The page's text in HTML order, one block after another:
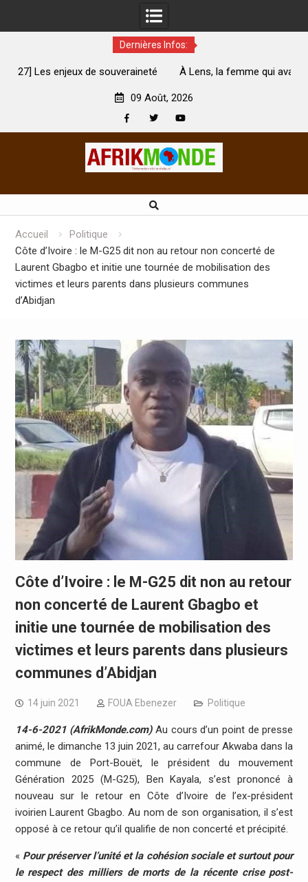
Dernières Infos:
À Lens, la femme qui avait été brûlée avec son bébé par
09 Août, 2026
Accueil
Politique
Côte d’Ivoire : le M-G25 dit non au retour non concerté de
Laurent Gbagbo et initie une tournée de mobilisation des
victimes et leurs parents dans plusieurs communes
d’Abidjan
Côte d’Ivoire : le M-G25 dit non au retour
non concerté de Laurent Gbagbo et
initie une tournée de mobilisation des
victimes et leurs parents dans plusieurs
communes d’Abidjan
14 juin 2021 FOUA Ebenezer Politique
14-6-2021 (AfrikMonde.com)Au cours d’un point de presse
animé, le dimanche 13 juin 2021, au carrefour Akwaba dans la
commune de Port-Bouët, le président du mouvement
Génération 2025 (M-G25), Ben Kayala, s’est prononcé à
nouveau sur le retour en Côte d’Ivoire de l’ex-président
ivoirien Laurent Gbagbo. Au nom de son organisation, il s’est
opposé à ce retour qu’il qualifie de non concerté et précipité.
« Pour préserver l’unité et la cohésion sociale et surtout pour
le respect des milliers de morts de la récente crise post-